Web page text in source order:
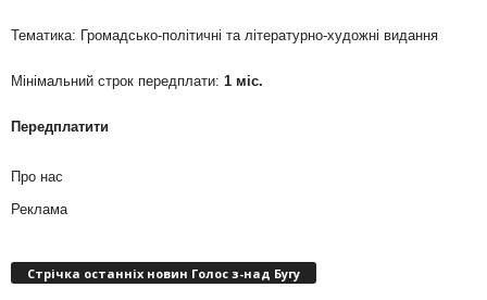
Тематика: Громадсько-політичні та літературно-художні видання
Мінімальний строк передплати: 1 міс.
Передплатити
Про нас
Реклама
Стрічка останніх новин Голос з-над Бугу